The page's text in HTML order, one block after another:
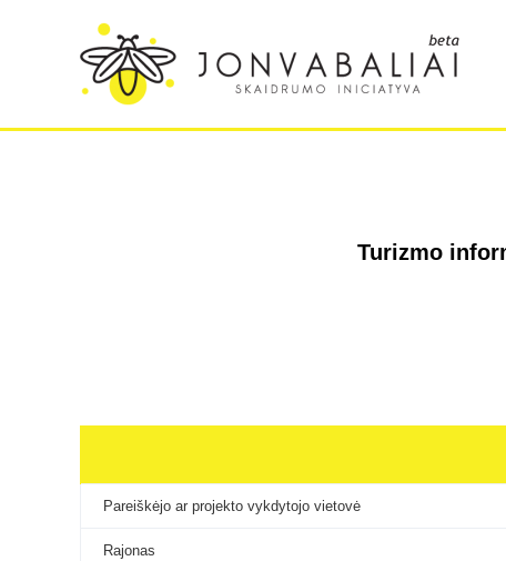
Turizmo
Pareiškėjo ar projekto vykdytojo vietovė
Rajonas